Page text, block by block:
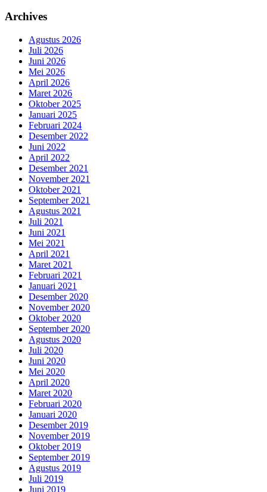
Archives
Agustus 2026
Juli 2026
Juni 2026
Mei 2026
April 2026
Maret 2026
Oktober 2025
Januari 2025
Februari 2024
Desember 2022
Juni 2022
April 2022
Desember 2021
November 2021
Oktober 2021
September 2021
Agustus 2021
Juli 2021
Juni 2021
Mei 2021
April 2021
Maret 2021
Februari 2021
Januari 2021
Desember 2020
November 2020
Oktober 2020
September 2020
Agustus 2020
Juli 2020
Juni 2020
Mei 2020
April 2020
Maret 2020
Februari 2020
Januari 2020
Desember 2019
November 2019
Oktober 2019
September 2019
Agustus 2019
Juli 2019
Juni 2019